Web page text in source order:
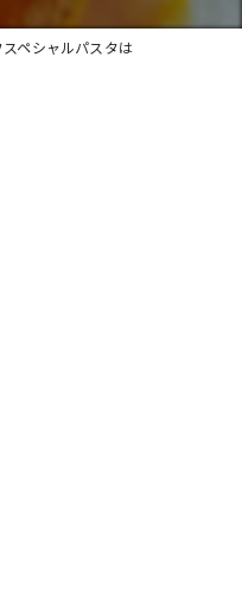
ペシャルパスタは